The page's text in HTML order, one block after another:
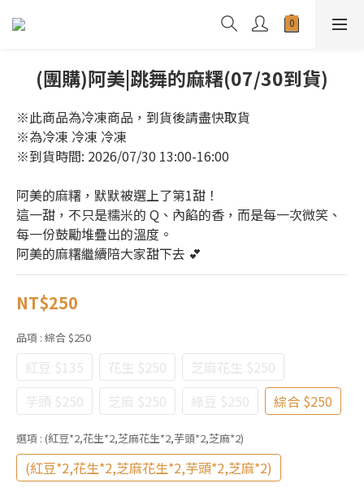
(團購)阿美|跳舞的麻糬(07/30到貨)
※此商品為冷凍商品，到貨後請盡快取貨
※為冷凍 冷凍 冷凍
※到貨時間: 2026/07/30 13:00-16:00
阿美的麻糬，默默被選上了第1甜！
這一甜，不只是糯米的 Q、內餡的香，而是每一次微笑、
每一份鼓勵堆疊出的溫度。
阿美的麻糬繼續陪大家甜下去 💕
NT$250
品項 : 綜合 $250
紅豆 $135 花生 $250
芝麻花生 $250
芋頭 $250
芝麻 $250 綠豆 $250 綜合 $250
選項 : (紅豆*2,花生*2,芝麻花生*2,芋頭*2,芝麻*2)
(紅豆*2,花生*2,芝麻花生*2,芋頭*2,芝麻*2)